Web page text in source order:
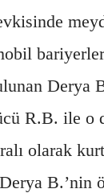
Derya
R.B. ile o
olarak
B.’nin